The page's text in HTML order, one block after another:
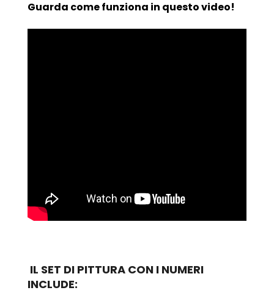
Guarda come funziona in questo video!
IL SET DI PITTURA CON I NUMERI
INCLUDE: